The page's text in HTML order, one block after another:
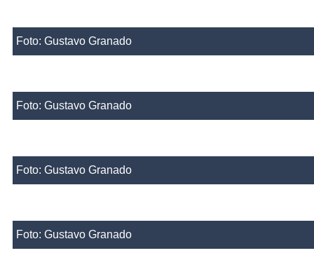
Foto: Gustavo Granado
Foto: Gustavo Granado
Foto: Gustavo Granado
Foto: Gustavo Granado